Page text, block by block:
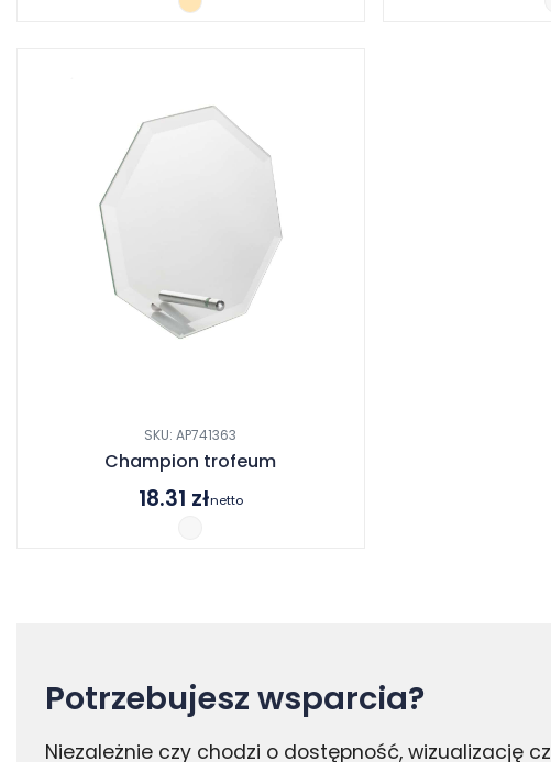
SKU: AP741363
Champion trofeum
18.31 złnetto
Potrzebujesz wsparcia?
Niezależnie czy chodzi o dostępność, wizualizację